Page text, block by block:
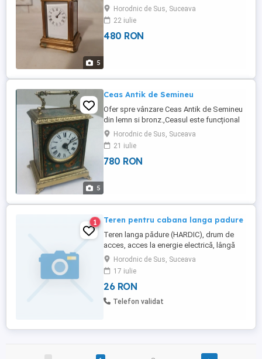
5
verificare. H.9.cm.L.5.cm..Transportul se
achita de cumpărător. Mai multe detalii la
tel.
Horodnic de Sus, Suceava
22 iulie
480 RON
5
Ceas Antik de Semineu
Ofer spre vânzare Ceas Antik de Semineu
din lemn si bronz.,Ceasul este funcțional
plus Sonerie cu programare.
H.20.cm.L.13.cm.Transportul se achita de
cumpărător. Mai multe detalii la tel.
Horodnic de Sus, Suceava
21 iulie
780 RON
1 Teren pentru cabana langa padure
Teren langa pădure (HARDIC), drum de
acces, acces la energie electrică, lângă
pârâu, suprafață de 1 hectar (o singura
bucată), teren ușor inclinat.
Horodnic de Sus, Suceava
17 iulie
26 RON
Telefon validat